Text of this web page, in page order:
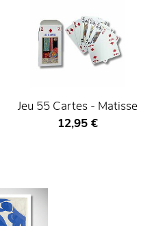
Jeu 55 Cartes - Matisse
Prix ​​actuel
12,95 €